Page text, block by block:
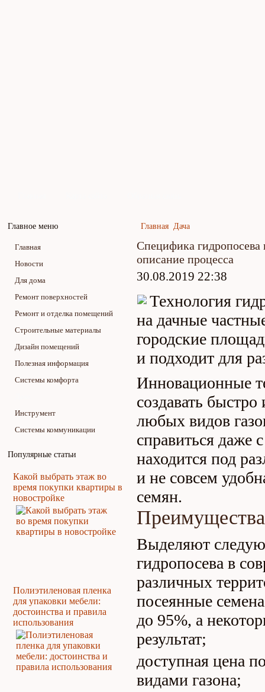
Главное меню
Главная
Новости
Для дома
Ремонт поверхностей
Ремонт и отделка помещений
Строительные материалы
Дизайн помещений
Полезная информация
Системы комфорта
Инструмент
Системы коммуникации
Популярные статьи
Какой выбрать этаж во
время покупки квартиры в
новостройке
Полиэтиленовая пленка
для упаковки мебели:
достоинства и правила
использования
Главная Дача
Специфика гидропосева
описание процесса
30.08.2019 22:38
Технология
на дачные
городские
и подходит для
Инновационные
создавать
любых видов
справиться даже
находится под
и не совсем
семян.
Преимущества
Выделяют
гидропосева в
различных
посеянные
до 95%, а
результат;
доступная цена
видами газона;